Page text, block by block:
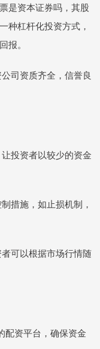
是资本证券吗，其股
种杠杆化投资方式，
报。
司资质齐全，信誉良
投资者以较少的资金
措施，如止损机制，
可以根据市场行情随
配资平台，确保资金